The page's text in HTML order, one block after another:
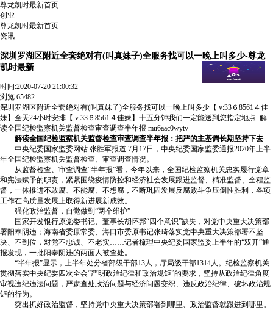
尊龙凯时最新首页
创业
尊龙凯时最新首页
资讯
深圳罗湖区附近全套绝对有(叫真妹子)全服务找可以一晚上叫多少-尊龙
凯时最新
时间:2020-07-20 21:00:32
浏览:65482
深圳罗湖区附近全套绝对有(叫真妹子)全服务找可以一晚上叫多少【 v:33６8561４佳
妹】全天24小时安排【 v:33６8561４佳妹】十五分钟我们一定能送到您指定地点. 解
读全国纪检监察机关监督检查审查调查半年报 mu6aac0wytv
解读全国纪检监察机关监督检查审查调查半年报：把严的主基调长期坚持下去
中央纪委国家监委网站 张胜军报道 7月17日，中央纪委国家监委通报2020年上半
年全国纪检监察机关监督检查、审查调查情况。
从监督检查、审查调查“半年报”看，今年以来，全国纪检监察机关忠实履行党章
和宪法赋予的职责，紧紧围绕疫情防控和经济社会发展跟进监督、精准监督、全程监
督，一体推进不敢腐、不能腐、不想腐，不断巩固发展反腐败斗争压倒性胜利，各项
工作在高质量发展上取得新进展新成效。
强化政治监督，自觉做到“两个维护”
国家开发银行原党委书记、董事长胡怀邦“四个意识”缺失，对党中央重大决策部
署阳奉阴违；海南省委原常委、海口市委原书记张琦落实党中央重大决策部署不坚
决、不到位，对党不忠诚、不老实……记者梳理中央纪委国家监委上半年的“双开”通
报发现，一批阳奉阴违的两面人被查处。
“半年报”显示，上半年处分省部级干部13人，厅局级干部1314人。纪检监察机关
贯彻落实中央纪委四次全会“严明政治纪律和政治规矩”的要求，坚持从政治纪律角度
审视违纪违法问题，严肃查处政治问题与经济问题交织、违反政治纪律、破坏政治规
矩的行为。
突出抓好政治监督，坚持党中央重大决策部署到哪里、政治监督就跟进到哪里。